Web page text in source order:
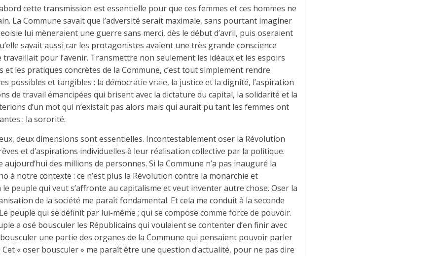
cette transmission est essentielle pour que ces femmes et ces hommes ne
La Commune savait que l’adversité serait maximale, sans pourtant imaginer
lui mèneraient une guerre sans merci, dès le début d’avril, puis oseraient
savait aussi car les protagonistes avaient une très grande conscience
travaillait pour l’avenir. Transmettre non seulement les idéaux et les espoirs
et les pratiques concrètes de la Commune, c’est tout simplement rendre
possibles et tangibles : la démocratie vraie, la justice et la dignité, l’aspiration
de travail émancipées qui brisent avec la dictature du capital, la solidarité et la
d’un mot qui n’existait pas alors mais qui aurait pu tant les femmes ont
: la sororité.
deux dimensions sont essentielles. Incontestablement oser la Révolution
et d’aspirations individuelles à leur réalisation collective par la politique.
des millions de personnes. Si la Commune n’a pas inauguré la
à notre contexte : ce n’est plus la Révolution contre la monarchie et
le peuple qui veut s’affronte au capitalisme et veut inventer autre chose. Oser la
de la société me paraît fondamental. Et cela me conduit à la seconde
peuple qui se définit par lui-même ; qui se compose comme force de pouvoir.
a osé bousculer les Républicains qui voulaient se contenter d’en finir avec
une partie des organes de la Commune qui pensaient pouvoir parler
« oser bousculer » me paraît être une question d’actualité, pour ne pas dire